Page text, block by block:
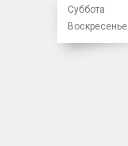
Суббота
Воскресенье